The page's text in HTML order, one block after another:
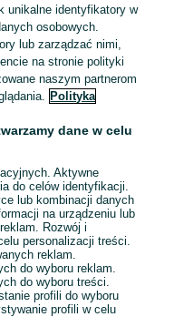
szara 1 gat.
kostka bruk
dnia 15 lipca 2026
... 20
unikalne identyfikatory w
osobowych.
lub zarządzać nimi,
na stronie polityki
naszym partnerom
Polityka
dane w celu
Aktywne
do celów identyfikacji.
lub kombinacji danych
na urządzeniu lub
Rozwój i
personalizacji treści.
reklam.
do wyboru reklam.
do wyboru treści.
profili do wyboru
profili w celu